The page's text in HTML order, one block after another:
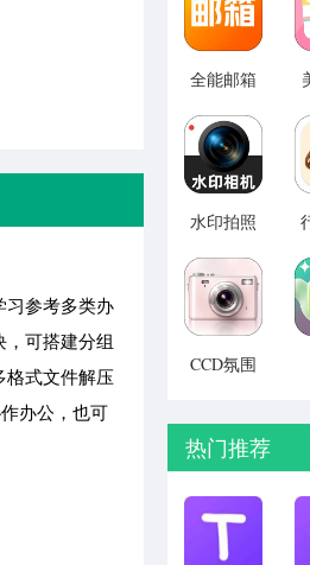
习参考多类办
可搭建分组
格式文件解压
办公，也可
全能邮箱
v1.0.1
水印拍照
免费
v1.1.6
CCD氛围
热门推荐